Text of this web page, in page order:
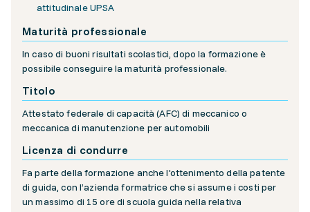
attitudinale UPSA
Maturità professionale
In caso di buoni risultati scolastici, dopo la formazione è
possibile conseguire la maturità professionale.
Titolo
Attestato federale di capacità (AFC) di meccanico o
meccanica di manutenzione per automobili
Licenza di condurre
Fa parte della formazione anche l'ottenimento della patente
di guida, con l’azienda formatrice che si assume i costi per
un massimo di 15 ore di scuola guida nella relativa